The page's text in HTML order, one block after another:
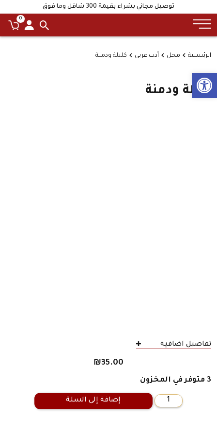
Open toolbar
توصيل مجاني بشراء بقيمة 300 شاقل وما فوق
0
الرئيسية محل أدب عربي كليلة ودمنة
كليلة ودمنة
تفاصيل اضافية
₪35.00
3 متوفر في المخزون
كمية
إضافة إلى السلة